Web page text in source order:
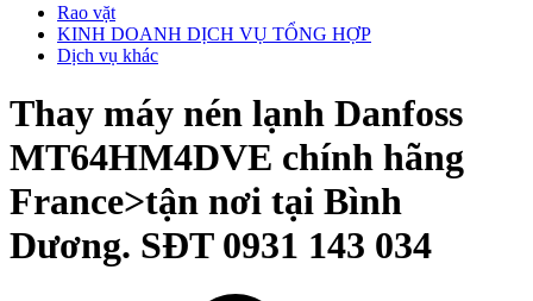
Rao vặt
KINH DOANH DỊCH VỤ TỔNG HỢP
Dịch vụ khác
Thay máy nén lạnh Danfoss
MT64HM4DVE chính hãng
France>tận nơi tại Bình
Dương. SĐT 0931 143 034